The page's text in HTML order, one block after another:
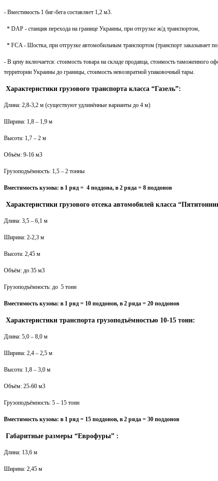
- Вместимость 1 биг-бега составляет 1,2 м3.
* DAP - станция перехода на границе Украины, при отгрузке ж/д транспортом,
* FCA - Шостка, при отгрузке автомобильным транспортом (транспорт заказывает
- В цену включается: стоимость товара на складе продавца, стоимость таможенного
территории Украины до границы, стоимость невозвратной упаковочный тары.
Характеристики грузового транспорта класса “Газель”:
Длина: 2,8-3,2 м (существуют удлинённые варианты до 4 м)
Ширина: 1,8 – 1,9 м
Высота: 1,7 – 2 м
Объём: 9-16 м3
Грузоподъёмность: 1,5 – 2 тонны
Вместимость кузова: в 1 ряд = 4 поддона, в 2 ряда = 8 поддонов
Характеристики грузового отсека автомобилей класса
Длина: 3,5 – 6,1 м
Ширина: 2-2,3 м
Высота: 2,45 м
Объём: до 35 м3
Грузоподъёмность: до 5 тонн
Вместимость кузова: в 1 ряд = 10 поддонов, в 2 ряда = 20 поддонов
Характеристики транспорта грузоподъёмностью 10-15 тонн:
Длина: 5,0 – 8,0 м
Ширина: 2,4 – 2,5 м
Высота: 1,8 – 3,0 м
Объём: 25-60 м3
Грузоподъёмность: 5 – 15 тонн
Вместимость кузова: в 1 ряд = 15 поддонов, в 2 ряда = 30 поддонов
Габаритные размеры “Еврофуры” :
Длина: 13,6 м
Ширина: 2,45 м